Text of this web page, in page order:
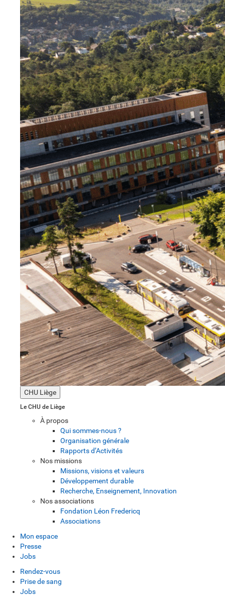
CHU Liège
Le CHU de Liège
À propos
Qui sommes-nous ?
Organisation générale
Rapports d’Activités
Nos missions
Missions, visions et valeurs
Développement durable
Recherche, Enseignement, Innovation
Nos associations
Fondation Léon Fredericq
Associations
Mon espace
Presse
Jobs
Rendez-vous
Prise de sang
Jobs